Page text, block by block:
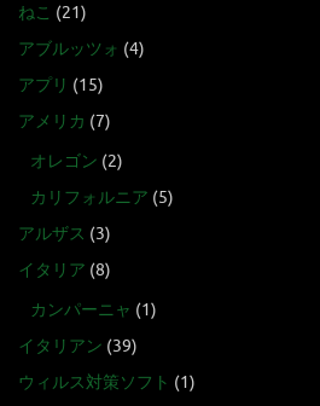
ねこ (21)
アブルッツォ (4)
アプリ (15)
アメリカ (7)
オレゴン (2)
カリフォルニア (5)
アルザス (3)
イタリア (8)
カンパーニャ (1)
イタリアン (39)
ウィルス対策ソフト (1)